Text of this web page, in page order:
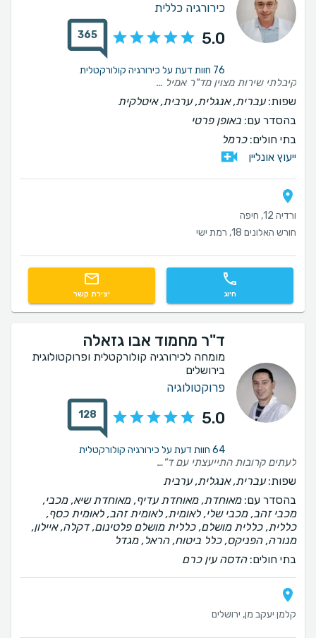
כירורגיה כללית
5.0
365
76 חוות דעת על כירורגיה קולורקטלית
קיבלתי שירות מצוין מד"ר אמיל דמוני, כי הוא רופא ומנתח שיודע לעשות את עבודתו בצורה מושלמת.
שפות:עברית, אנגלית, ערבית, איטלקית
בהסדר עם: באופן פרטי
בתי חולים:כרמל
ייעוץ אונליין
ורדיה 12, חיפה
חורש האלונים 18, רמת ישי
חיוג יצירת קשר
ד"ר מחמוד אבו גזאלה
מומחה לכירורגיה קולורקטלית ופרוקטולוגית
בירושלים
פרוקטולוגיה
5.0
128
64 חוות דעת על כירורגיה קולורקטלית
לעתים קרובות התייעצתי עם ד"ר מחמוד אבו ע'זאלה בזמנים שונים דרך הטלפון... והוא תמיד עונה... ובדרך כלל ללא המתנה.. ונותן לי תשובה לשאלתי, תודה לו
שפות:עברית, אנגלית, ערבית
בהסדר עם:מאוחדת, מאוחדת עדיף, מאוחדת שיא, מכבי,
מכבי זהב, מכבי שלי, לאומית, לאומית זהב, לאומית כסף,
כללית, כללית מושלם, כללית מושלם פלטינום, דקלה, איילון,
מנורה, הפניקס, כלל ביטוח, הראל, מגדל
בתי חולים:הדסה עין כרם
קלמן יעקב מן, ירושלים